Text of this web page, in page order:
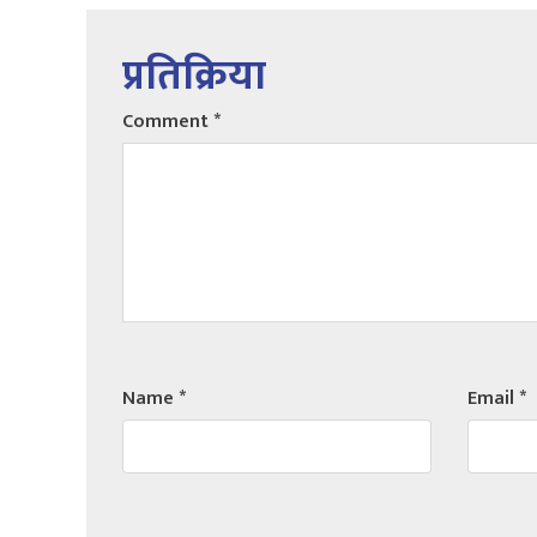
प्रतिक्रिया
Comment*
Name* Email*